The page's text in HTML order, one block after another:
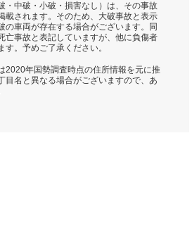
・中破・小破・損害なし）は、その事故
載されます。そのため、大破事故と表示
の車両が存在する場合がございます。同
亡事故と表記していますが、他に負傷者
。予めご了承ください。
2020年国勢調査時点の住所情報を元に推
目名と異なる場合がございますので、あ